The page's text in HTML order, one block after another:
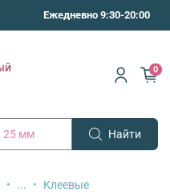
Ежедневно 9:30-20:00
Найти
0
... Клеевые